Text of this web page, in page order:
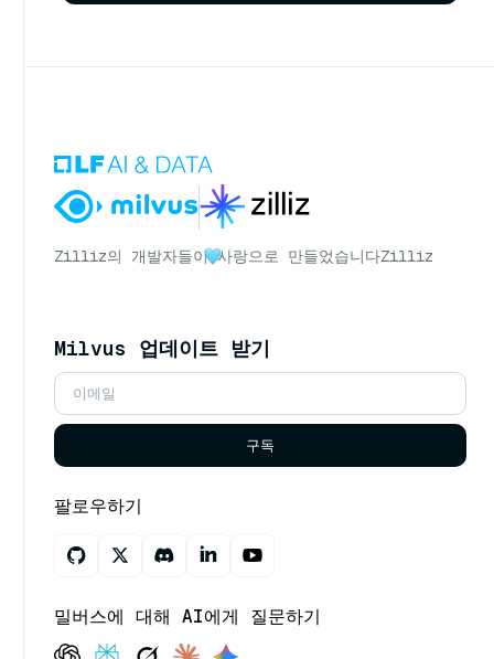
Zilliz의 개발자들이 사랑으로 만들었습니다Zilliz
Milvus 업데이트 받기
구독
팔로우하기
밀버스에 대해 AI에게 질문하기